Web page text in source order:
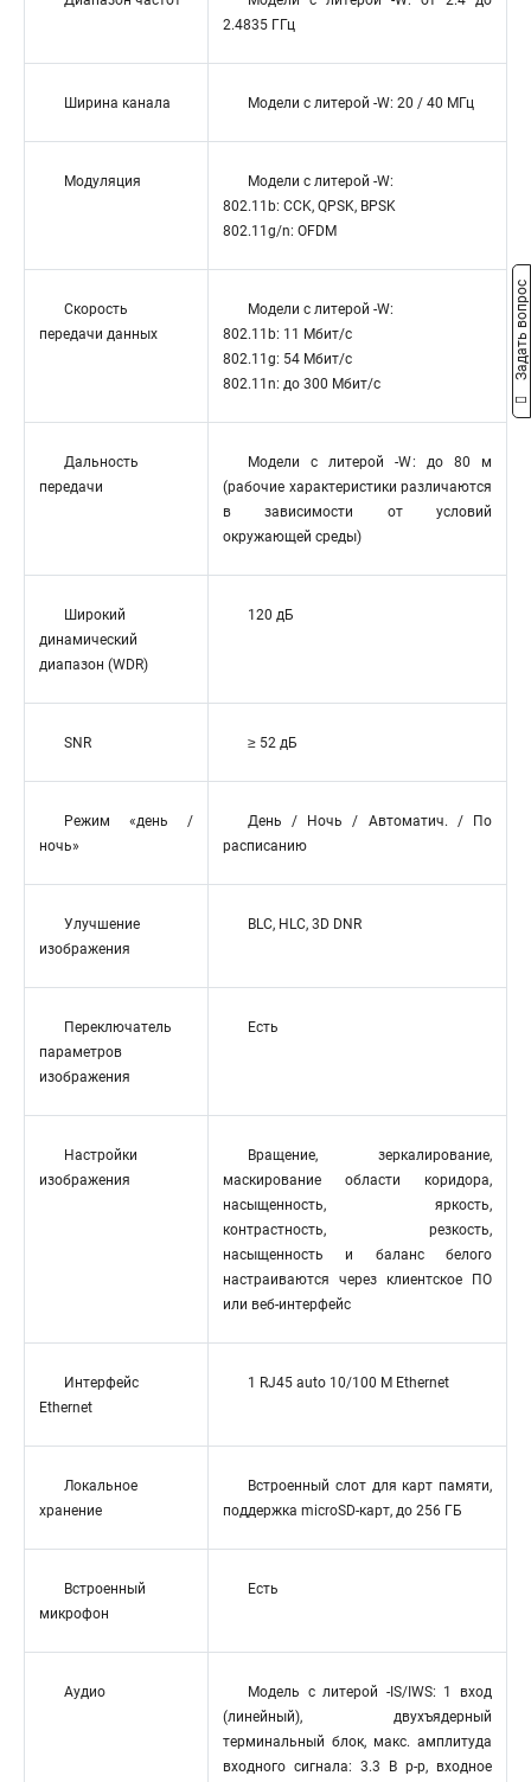
2.4835 ГГц
Ширина канала Модели с литерой -W: 20 / 40 МГц
Модуляция
Модели с литерой -W:
802.11b: CCK, QPSK, BPSK
802.11g/n: OFDM
Скорость
передачи данных
Модели с литерой -W:
802.11b: 11 Мбит/с
802.11g: 54 Мбит/с
802.11n: до 300 Мбит/с
Дальность
передачи
Модели с литерой -W: до 80 м
(рабочие характеристики различаются
в зависимости от условий
окружающей среды)
Широкий
динамический
диапазон (WDR)
120 дБ
SNR ≥ 52 дБ
Режим «день /
ночь»
День / Ночь / Автоматич. / По
расписанию
Улучшение
изображения
BLC, HLC, 3D DNR
Переключатель
параметров
изображения
Есть
Настройки
изображения
Вращение, зеркалирование,
маскирование области коридора,
насыщенность, яркость,
контрастность, резкость,
насыщенность и баланс белого
настраиваются через клиентское ПО
или веб-интерфейс
Интерфейс
Ethernet
1 RJ45 auto 10/100 М Ethernet
Локальное
хранение
Встроенный слот для карт памяти,
поддержка microSD-карт, до 256 ГБ
Встроенный
микрофон
Есть
Аудио
Модель с литерой -IS/IWS: 1 вход
(линейный), двухъядерный
терминальный блок, макс. амплитуда
входного сигнала: 3.3 В p-p, входное
Задать вопрос